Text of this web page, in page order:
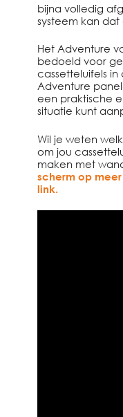
bijna volledig
systeem kan dat
Het Adventure
bedoeld voor
cassetteluifels
Adventure
een praktische
situatie kunt
Wil je weten
om jou
maken met
scherm op
link.